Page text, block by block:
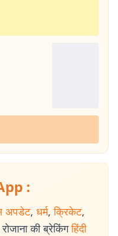
:
अपडेट, धर्म, क्रिकेट,
की ब्रेकिंग हिंदी